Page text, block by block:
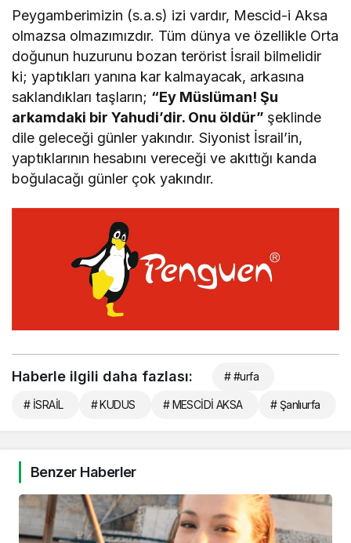
Peygamberimizin (s.a.s) izi vardır, Mescid-i Aksa
olmazsa olmazımızdır. Tüm dünya ve özellikle Orta
doğunun huzurunu bozan terörist İsrail bilmelidir
ki; yaptıkları yanına kar kalmayacak, arkasına
saklandıkları taşların; “Ey Müslüman! Şu
arkamdaki bir Yahudi’dir. Onu öldür” şeklinde
dile geleceği günler yakındır. Siyonist İsrail’in,
yaptıklarının hesabını vereceği ve akıttığı kanda
boğulacağı günler çok yakındır.
Haberle ilgili daha fazlası: # #urfa
# İSRAİL # KUDUS # MESCİDİ AKSA # Şanlıurfa
Benzer Haberler